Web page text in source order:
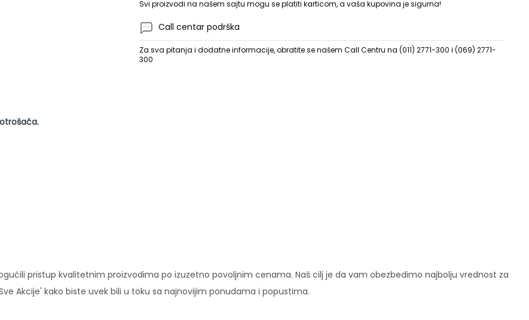
Svi proizvodi na našem sajtu mogu se platiti karticom, a vaša kupovina je sigurna!
Call centar podrška
Za sva pitanja i dodatne informacije, obratite se našem Call Centru na (011) 2771-300 i (069) 2771-
300
pristup kvalitetnim proizvodima po izuzetno povoljnim cenama. Naš cilj je da vam obezbedimo najbolju vrednost za
Akcije' kako biste uvek bili u toku sa najnovijim ponudama i popustima.